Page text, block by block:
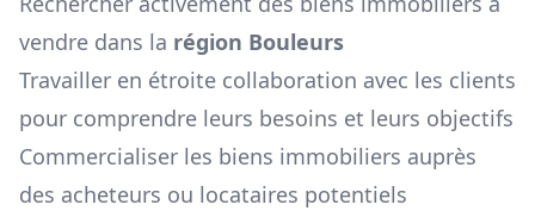
vendre dans la région Bouleurs
Travailler en étroite collaboration avec les clients
pour comprendre leurs besoins et leurs objectifs
Commercialiser les biens immobiliers auprès
des acheteurs ou locataires potentiels